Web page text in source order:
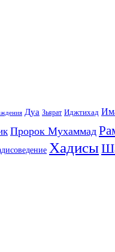
Дуа Зьярат Иджтихад
Пророк Мухаммад
Хадисы